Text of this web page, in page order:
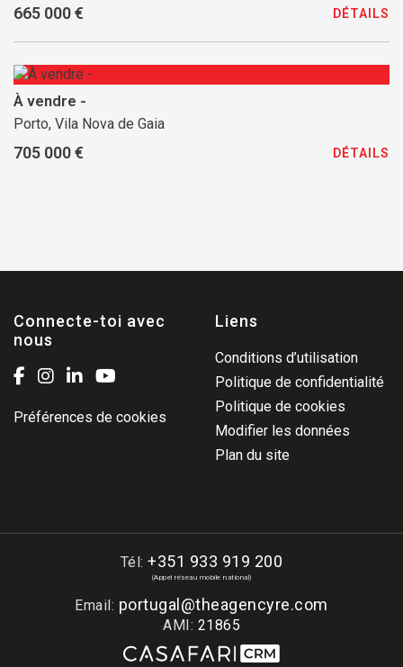
665 000 € DÉTAILS
À vendre -
Porto, Vila Nova de Gaia
705 000 € DÉTAILS
Connecte-toi avec
nous
Préférences de cookies
Liens
Conditions d’utilisation
Politique de confidentialité
Politique de cookies
Modifier les données
Plan du site
Tél:+351 933 919 200
(Appel réseau mobile national)
Email: portugal@theagencyre.com
AMI: 21865